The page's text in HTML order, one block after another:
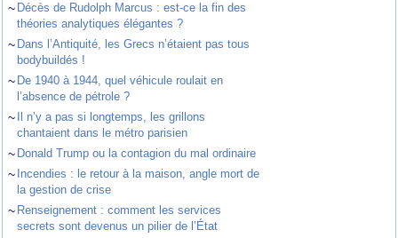
~ Décès de Rudolph Marcus : est-ce la fin des
théories analytiques élégantes ?
~ Dans l’Antiquité, les Grecs n’étaient pas tous
bodybuildés !
~ De 1940 à 1944, quel véhicule roulait en
l’absence de pétrole ?
~
Il n’y a pas si longtemps, les grillons
chantaient dans le métro parisien
~ Donald Trump ou la contagion du mal ordinaire
~ Incendies : le retour à la maison, angle mort de
la gestion de crise
~ Renseignement : comment les services
secrets sont devenus un pilier de l’État